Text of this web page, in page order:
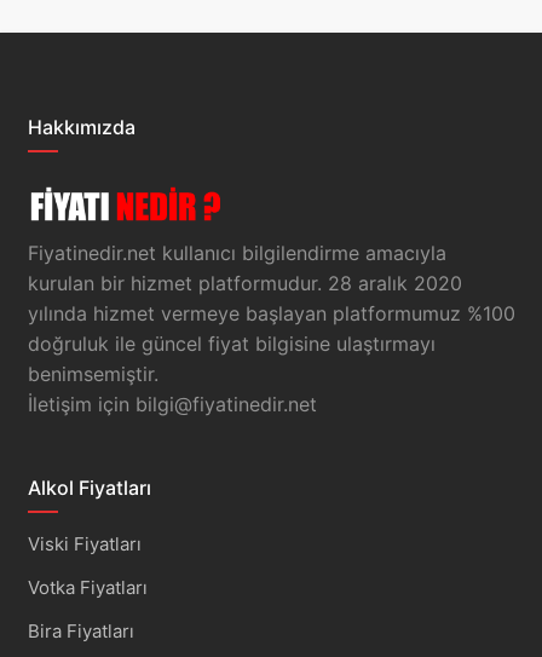
Hakkımızda
Fiyatinedir.net kullanıcı bilgilendirme amacıyla
kurulan bir hizmet platformudur. 28 aralık 2020
yılında hizmet vermeye başlayan platformumuz %100
doğruluk ile güncel fiyat bilgisine ulaştırmayı
benimsemiştir.
İletişim için bilgi@fiyatinedir.net
Alkol Fiyatları
Viski Fiyatları
Votka Fiyatları
Bira Fiyatları